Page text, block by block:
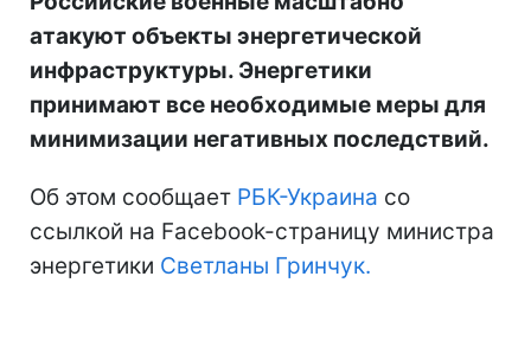
атакуют объекты энергетической
инфраструктуры. Энергетики
принимают все необходимые меры для
минимизации негативных последствий.
Об этом сообщает РБК-Украина со
ссылкой на Facebook-страницу министра
энергетики Светланы Гринчук.